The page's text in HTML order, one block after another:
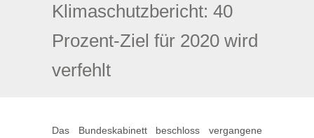
Klimaschutzbericht: 40
Prozent-Ziel für 2020 wird
verfehlt
Das Bundeskabinett beschloss vergangene